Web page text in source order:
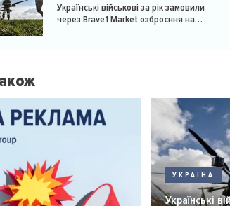
Українські військові за рік замовили
через Brave1 Market озброєння на
УКРАЇНА
Українські